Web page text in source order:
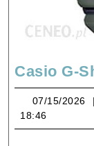
Casio G-
07/15/2026
18:46